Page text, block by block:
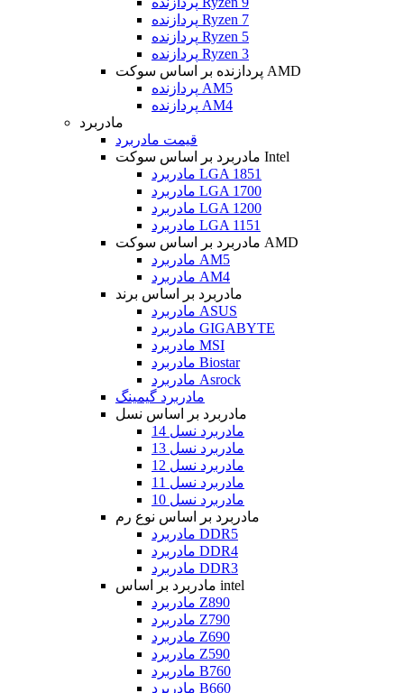
پردازنده Ryzen 7
پردازنده Ryzen 5
پردازنده Ryzen 3
پردازنده بر اساس سوکت AMD
پردازنده AM5
پردازنده AM4
مادربرد
قیمت مادربرد
مادربرد بر اساس سوکت Intel
مادربرد LGA 1851
مادربرد LGA 1700
مادربرد LGA 1200
مادربرد LGA 1151
مادربرد بر اساس سوکت AMD
مادربرد AM5
مادربرد AM4
مادربرد بر اساس برند
مادربرد ASUS
مادربرد GIGABYTE
مادربرد MSI
مادربرد Biostar
مادربرد Asrock
مادربرد گیمینگ
مادربرد بر اساس نسل
مادربرد نسل 14
مادربرد نسل 13
مادربرد نسل 12
مادربرد نسل 11
مادربرد نسل 10
مادربرد بر اساس نوع رم
مادربرد DDR5
مادربرد DDR4
مادربرد DDR3
مادربرد بر اساس intel
مادربرد Z890
مادربرد Z790
مادربرد Z690
مادربرد Z590
مادربرد B760
مادربرد B660